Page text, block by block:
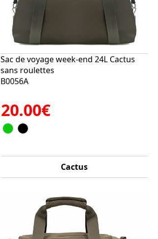
Sac de voyage week-end 24L Cactus
sans roulettes
B0056A
20.00€
Cactus